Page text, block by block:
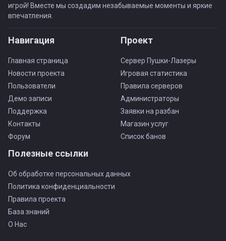
игрой! Вместе мы создадим незабываемые моменты и яркие
впечатления.
Навигация
Главная страница
Новости проекта
Пользователи
Демо записи
Поддержка
Контакты
Форум
Проект
Сервер Пушки-Лазеры
Игровая статистика
Правила серверов
Администраторы
Заявки на разбан
Магазин услуг
Список банов
Полезные ссылки
Об обработке персональных данных
Политика конфиденциальности
Правила проекта
База знаний
О Нас